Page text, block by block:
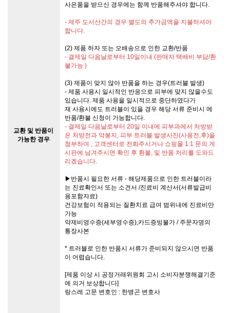
교환 및 반품이
가능한 경우
사은품을 받으신 경우에는 함께 반품해주셔야 합니다.
- 제주 도서산간의 경우 별도의 추가금액을 지불하셔야
합니다.
(2) 제품 하자 또는 오배송으로 인한 교환/반품
- 결제일 다음날로부터 10일이내 (판매자 택배비 부담/환
불가능 )
(3) 제품이 맞지 않아 반품을 하는 경우(트러블 발생)
- 제품 사용시 일시적인 반응으로 피부에 맞지 않을수도
있습니다. 제품 사용을 일시적으로 중단하였다가
재 사용시에도 트러블이 있을 경우 해당 서류 준비시 에
반품/환불 신청이 가능합니다.
- 결제일 다음날로부터 20일 이내에 피부과에서 처방받
은 처방전과 약봉지, 피부 트러블 발생사진(사용전,후)을
첨부하여 , 고객센터로 전화주시거나 쇼핑몰 1:1 문의 게
시판에 남겨주시면 확인 후 환불, 및 반품 처리를 도와드
리겠습니다.
▶반품시 필요한 서류 - 해당제품으로 인한 트러블이라
는 진료확인서 또는 소견서 /진료비 계산서(서류발급비
용포함자료)
건강보험이 적용되는 질환치료 급여 범위내에 진료비만
가능
약제비영수증(세부영수증),카드증빙불가 / 주문자명의
통장사본
* 트러블로 인한 반품시 서류가 준비되지 않으시면 반품
이 어렵습니다.
[제품 이상 시 공정거래위원회 고시 소비자분쟁해결기준
에 의거 보상합니다]
랑스레 고문 변호인 : 한병곤 변호사